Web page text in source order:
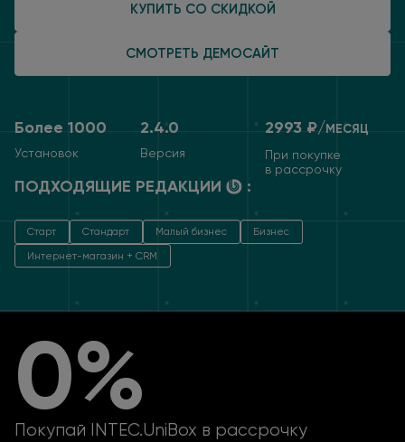
КУПИТЬ СО СКИДКОЙ
СМОТРЕТЬ ДЕМОСАЙТ
Более 1000
Установок
2993 ₽/МЕСЯЦ
При покупке
в рассрочку
2.4.0
Версия
ПОДХОДЯЩИЕ РЕДАКЦИИ :
Старт Стандарт Малый бизнес Бизнес
Интернет-магазин + CRM
0%
Покупай INTEC.UniBox в рассрочку